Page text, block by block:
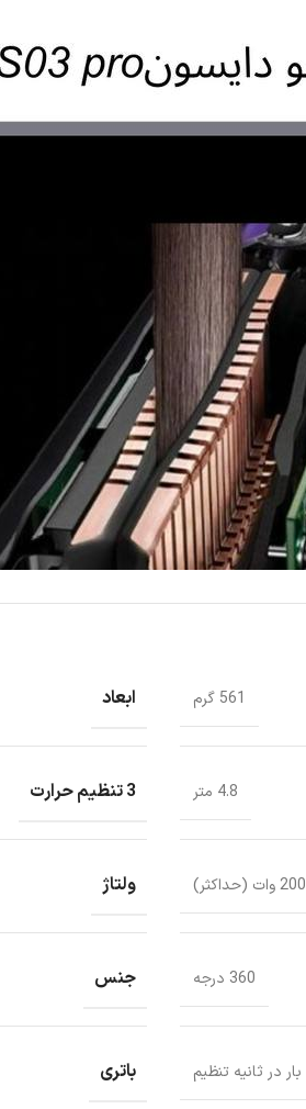
561 گرم ابعاد
4.8 متر 3 تنظیم حرارت
200 وات (حداکثر) ولتاژ
360 درجه جنس
باتری